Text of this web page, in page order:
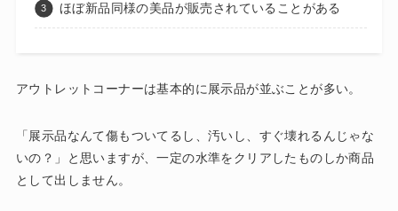
ほぼ新品同様の美品が販売されていることがある
アウトレットコーナーは基本的に展示品が並ぶことが多い。
「展示品なんて傷もついてるし、汚いし、すぐ壊れるんじゃな
いの？」と思いますが、一定の水準をクリアしたものしか商品
として出しません。